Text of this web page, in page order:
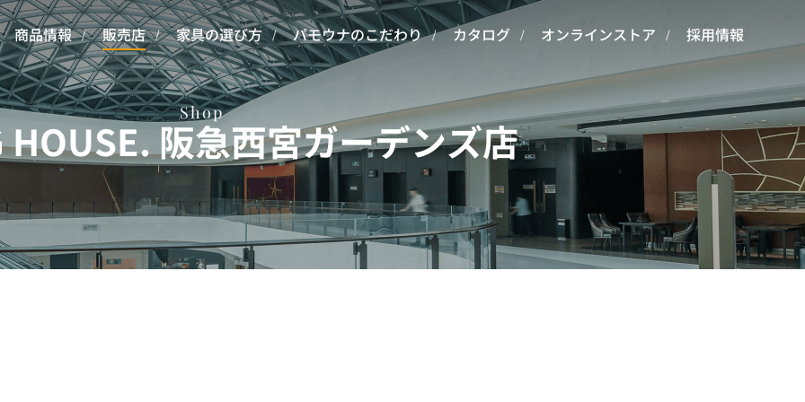
商品情報 販売店 家具の選び方 パモウナのこだわり カタログ オンラインストア 採用情報
Shop
阪急西宮ガーデンズ店